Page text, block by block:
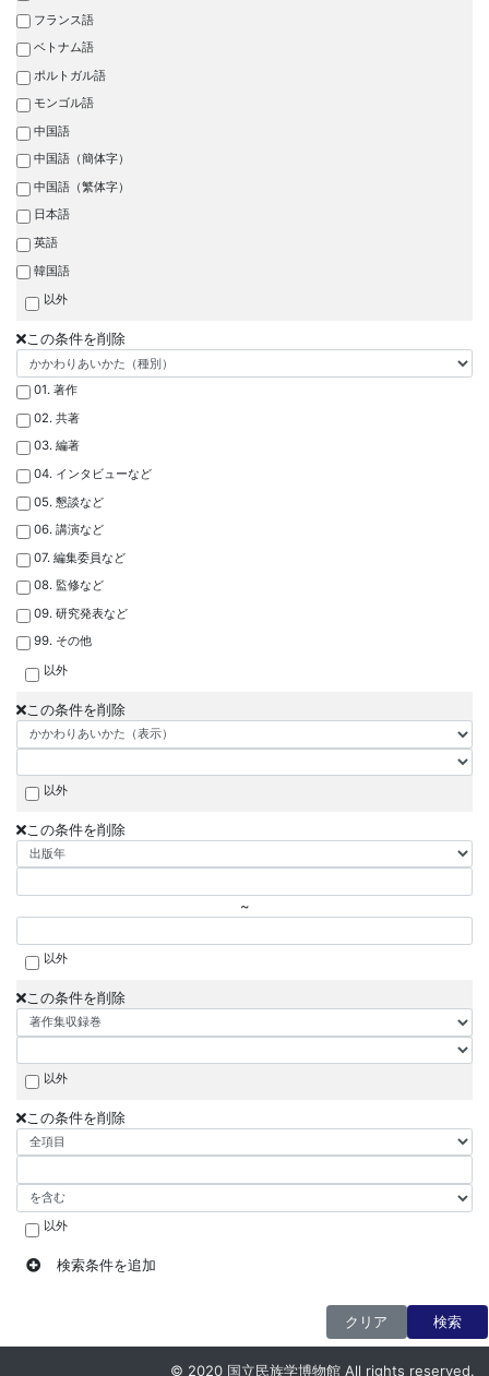
フランス語
ベトナム語
ポルトガル語
モンゴル語
中国語
中国語（簡体字）
中国語（繁体字）
日本語
英語
韓国語
以外
この条件を削除
01. 著作
02. 共著
03. 編著
04. インタビューなど
05. 懇談など
06. 講演など
07. 編集委員など
08. 監修など
09. 研究発表など
99. その他
以外
この条件を削除
以外
この条件を削除
~
以外
この条件を削除
以外
この条件を削除
以外
検索条件を追加
クリア 検索
© 2020 国立民族学博物館 All rights reserved.